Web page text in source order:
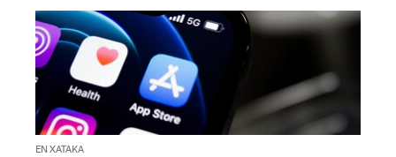
EN XATAKA